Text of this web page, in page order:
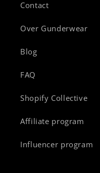
Contact
Over Gunderwear
Blog
FAQ
Shopify Collective
Affiliate program
Influencer program